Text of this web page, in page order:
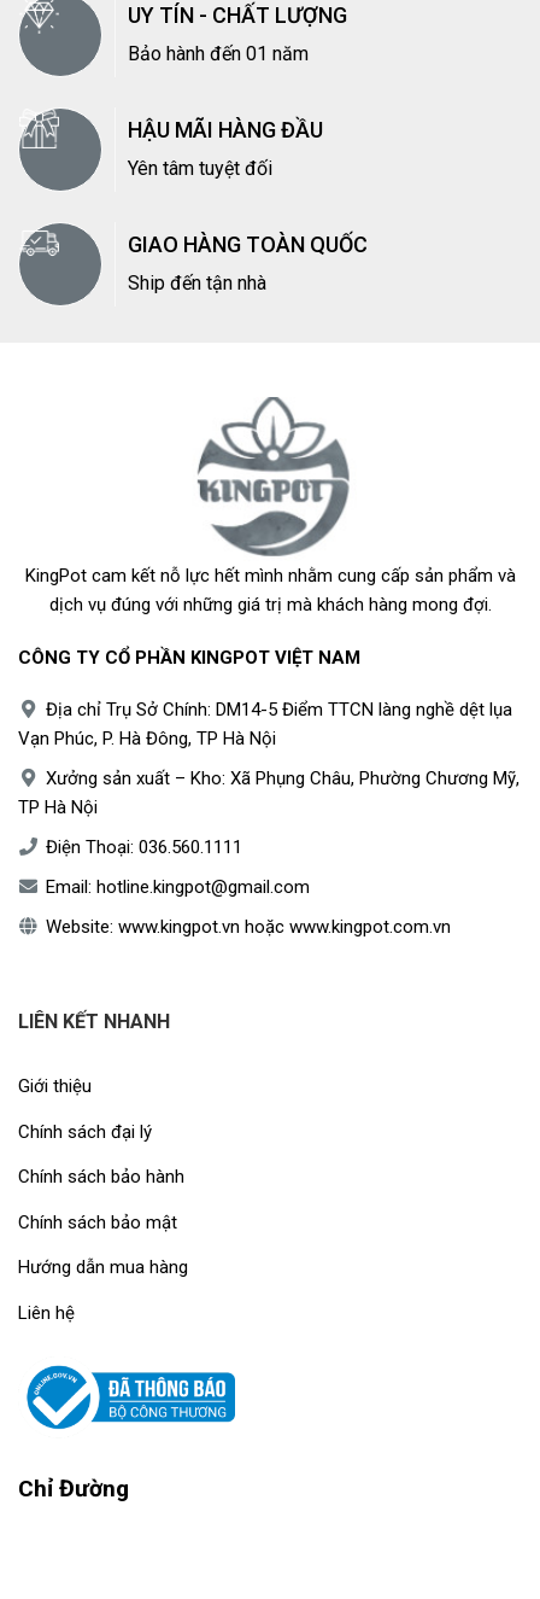
UY TÍN - CHẤT LƯỢNG
Bảo hành đến 01 năm
HẬU MÃI HÀNG ĐẦU
Yên tâm tuyệt đối
GIAO HÀNG TOÀN QUỐC
Ship đến tận nhà
KingPot cam kết nỗ lực hết mình nhằm cung cấp sản phẩm và
dịch vụ đúng với những giá trị mà khách hàng mong đợi.
CÔNG TY CỔ PHẦN KINGPOT VIỆT NAM
Địa chỉ Trụ Sở Chính: DM14-5 Điểm TTCN làng nghề dệt lụa
Vạn Phúc, P. Hà Đông, TP Hà Nội
Xưởng sản xuất – Kho: Xã Phụng Châu, Phường Chương Mỹ,
TP Hà Nội
Điện Thoại: 036.560.1111
Email: hotline.kingpot@gmail.com
Website: www.kingpot.vn hoặc www.kingpot.com.vn
LIÊN KẾT NHANH
Giới thiệu
Chính sách đại lý
Chính sách bảo hành
Chính sách bảo mật
Hướng dẫn mua hàng
Liên hệ
Chỉ Đường